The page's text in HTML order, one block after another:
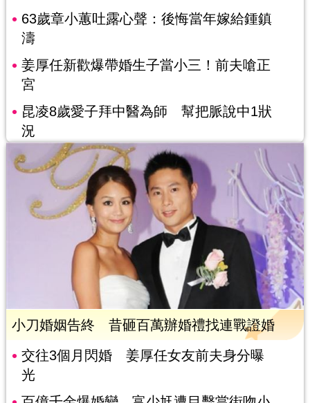
63歲章小蕙吐露心聲：後悔當年嫁給鍾鎮
濤
姜厚任新歡爆帶婚生子當小三！前夫嗆正
宮
昆凌8歲愛子拜中醫為師 幫把脈說中1狀
況
小刀婚姻告終 昔砸百萬辦婚禮找連戰證婚
交往3個月閃婚 姜厚任女友前夫身分曝
光